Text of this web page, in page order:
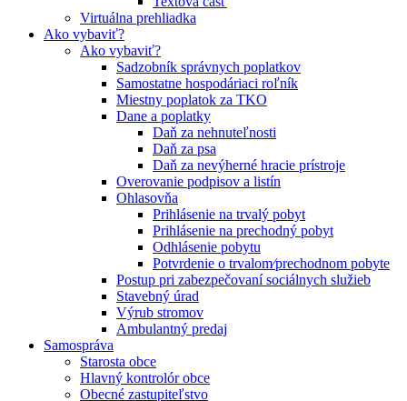
Virtuálna prehliadka
Ako vybaviť?
Ako vybaviť?
Sadzobník správnych poplatkov
Samostatne hospodáriaci roľník
Miestny poplatok za TKO
Dane a poplatky
Daň za nehnuteľnosti
Daň za psa
Daň za nevýherné hracie prístroje
Overovanie podpisov a listín
Ohlasovňa
Prihlásenie na trvalý pobyt
Prihlásenie na prechodný pobyt
Odhlásenie pobytu
Potvrdenie o trvalom⁄prechodnom pobyte
Postup pri zabezpečovaní sociálnych služieb
Stavebný úrad
Výrub stromov
Ambulantný predaj
Samospráva
Starosta obce
Hlavný kontrolór obce
Obecné zastupiteľstvo